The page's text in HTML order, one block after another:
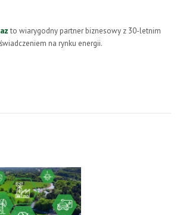
to wiarygodny partner biznesowy z 30-letnim
na rynku energii.